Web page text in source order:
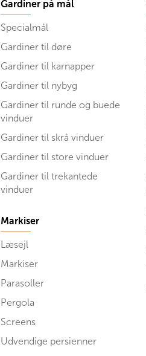
Gardiner på mål
Specialmål
Gardiner til døre
Gardiner til karnapper
Gardiner til nybyg
Gardiner til runde og buede
vinduer
Gardiner til skrå vinduer
Gardiner til store vinduer
Gardiner til trekantede
vinduer
Markiser
Læsejl
Markiser
Parasoller
Pergola
Screens
Udvendige persienner